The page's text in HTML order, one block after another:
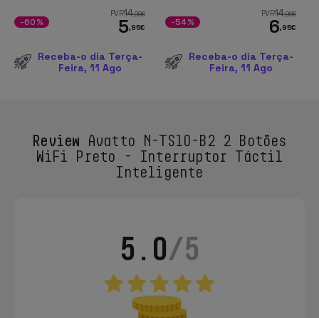
PVR14,96€
5,95€
-60%
Receba-o dia Terça-
Feira, 11 Ago
PVR14,96€
6,95€
-54%
Receba-o dia Terça-
Feira, 11 Ago
Review Avatto N-TS10-B2 2 Botões
WiFi Preto - Interruptor Táctil
Inteligente
5.0/5